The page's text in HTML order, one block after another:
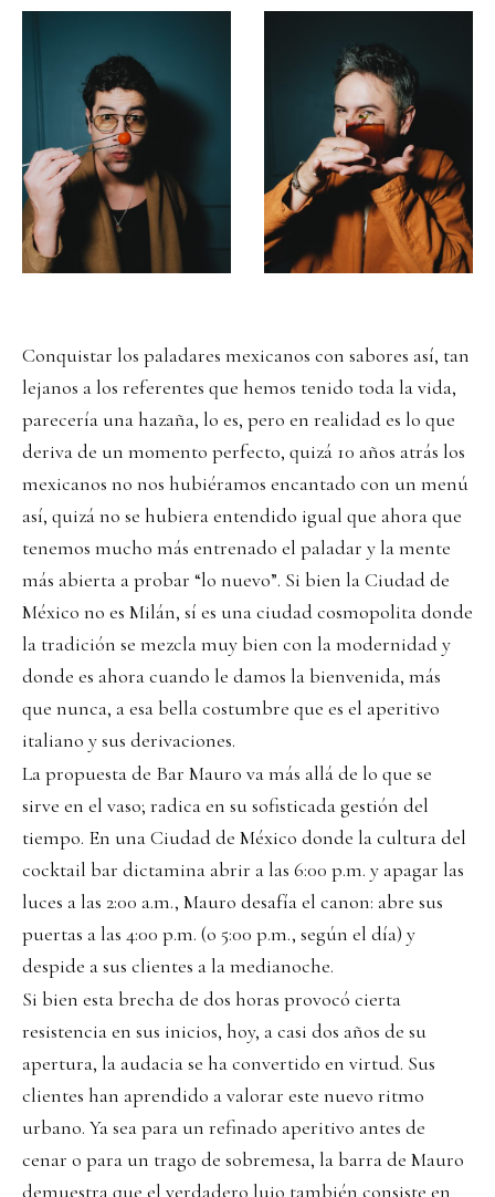
Conquistar los paladares mexicanos con sabores así, tan
lejanos a los referentes que hemos tenido toda la vida,
parecería una hazaña, lo es, pero en realidad es lo que
deriva de un momento perfecto, quizá 10 años atrás los
mexicanos no nos hubiéramos encantado con un menú
así, quizá no se hubiera entendido igual que ahora que
tenemos mucho más entrenado el paladar y la mente
más abierta a probar “lo nuevo”. Si bien la Ciudad de
México no es Milán, sí es una ciudad cosmopolita donde
la tradición se mezcla muy bien con la modernidad y
donde es ahora cuando le damos la bienvenida, más
que nunca, a esa bella costumbre que es el aperitivo
italiano y sus derivaciones.
La propuesta de Bar Mauro va más allá de lo que se
sirve en el vaso; radica en su sofisticada gestión del
tiempo. En una Ciudad de México donde la cultura del
cocktail bar dictamina abrir a las 6:00 p.m. y apagar las
luces a las 2:00 a.m., Mauro desafía el canon: abre sus
puertas a las 4:00 p.m. (o 5:00 p.m., según el día) y
despide a sus clientes a la medianoche.
Si bien esta brecha de dos horas provocó cierta
resistencia en sus inicios, hoy, a casi dos años de su
apertura, la audacia se ha convertido en virtud. Sus
clientes han aprendido a valorar este nuevo ritmo
urbano. Ya sea para un refinado aperitivo antes de
cenar o para un trago de sobremesa, la barra de Mauro
demuestra que el verdadero lujo también consiste en